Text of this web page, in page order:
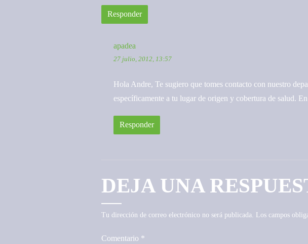
Responder
apadea
27 julio, 2012, 13:57
Hola Andre, Te sugiero que tomes contacto con nuestro
específicamente a tu lugar de origen y cobertura de salud.
Responder
DEJA UNA
Tu dirección de correo electrónico no será publicada. Los campos
Comentario *